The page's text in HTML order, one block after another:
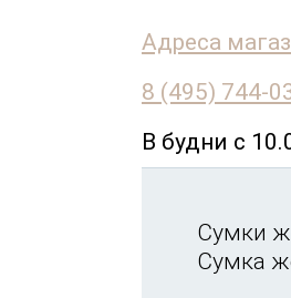
Адреса
8 (495) 744-
В будни с
Сумки
Сумка